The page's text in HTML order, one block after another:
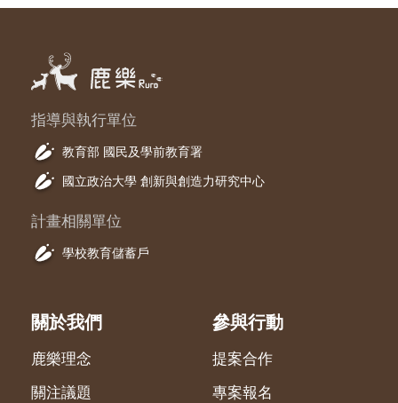
指導與執行單位
教育部 國民及學前教育署
國立政治大學 創新與創造力研究中心
計畫相關單位
學校教育儲蓄戶
關於我們
鹿樂理念
關注議題
參與行動
提案合作
專案報名